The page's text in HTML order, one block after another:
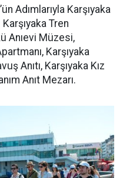
Adımlarıyla Karşıyaka
Tren
Anıevi Müzesi,
Karşıyaka
Anıtı, Karşıyaka Kız
Anıt Mezarı.